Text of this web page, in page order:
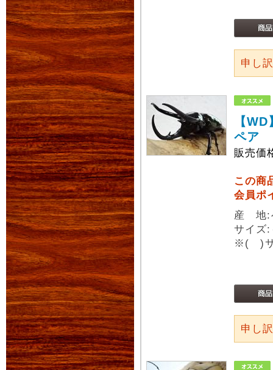
申し
【
ペア
販売価
この商
会員ポ
産 地:
サイズ
※( )サ
申し